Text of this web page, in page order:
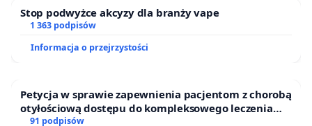
Stop podwyżce akcyzy dla branży vape
1 363 podpisów
Informacja o przejrzystości
Petycja w sprawie zapewnienia pacjentom z chorobą
otyłościową dostępu do kompleksowego leczenia
oraz programów profilaktycznych.
91 podpisów